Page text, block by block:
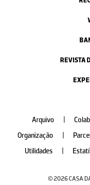
REVISTA
Arquivo
Organização
Utilidades
© 2026 CASA